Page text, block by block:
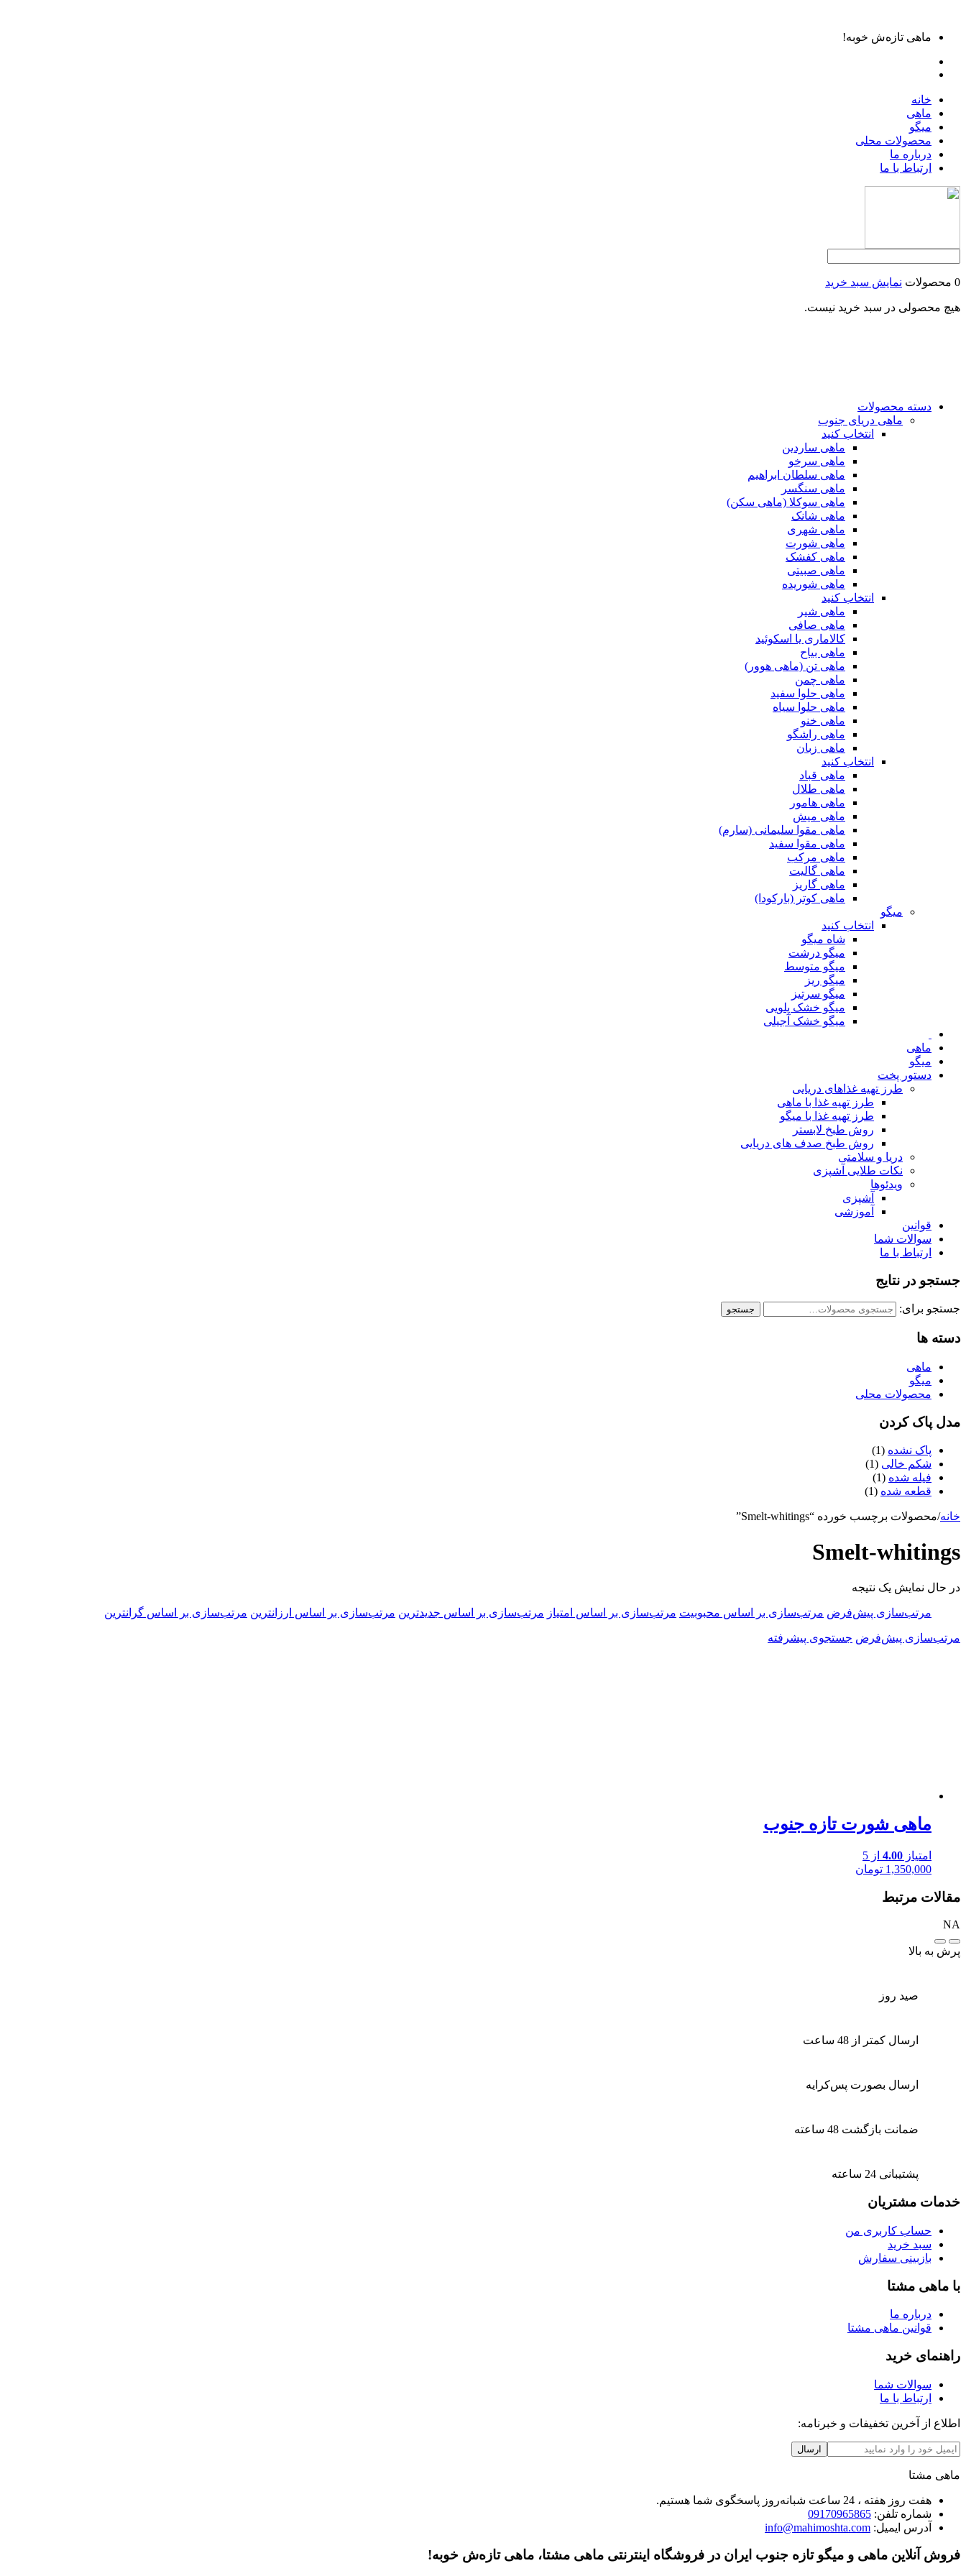
ماهی تازه‌ش خوبه!
خانه
ماهی
میگو
محصولات محلی
درباره ما
ارتباط با ما
0 محصولات نمایش سبد خرید
هیچ محصولی در سبد خرید نیست.
دسته محصولات
ماهی دریای جنوب
انتخاب کنید
ماهی ساردین
ماهی سرخو
ماهی سلطان ابراهیم
ماهی سنگسر
ماهی سوکلا (ماهی سکن)
ماهی شانک
ماهی شهری
ماهی شورت
ماهی کفشک
ماهی صبیتی
ماهی شوریده
انتخاب کنید
ماهی شیر
ماهی صافی
کالاماری یا اسکوئید
ماهی بیاح
ماهی تن (ماهی هوور)
ماهی چمن
ماهی حلوا سفید
ماهی حلوا سیاه
ماهی خنو
ماهی راشگو
ماهی زبان
انتخاب کنید
ماهی قباد
ماهی طلال
ماهی هامور
ماهی میش
ماهی مقوا سلیمانی (سارم)
ماهی مقوا سفید
ماهی مرکب
ماهی گالیت
ماهی گاریز
ماهی کوتر (بارکودا)
میگو
انتخاب کنید
شاه میگو
میگو درشت
میگو متوسط
میگو ریز
میگو سرتیز
میگو خشک پلویی
میگو خشک آجیلی
ماهی
میگو
دستور پخت
طرز تهیه غذاهای دریایی
طرز تهیه غذا با ماهی
طرز تهیه غذا با میگو
روش طبخ لابستر
روش طبخ صدف های دریایی
دریا و سلامتی
نکات طلایی آشپزی
ویدئوها
آشپزی
آموزشی
قوانین
سوالات شما
ارتباط با ما
جستجو در نتایج
جستجو برای: جستجو
دسته ها
ماهی
میگو
محصولات محلی
مدل پاک کردن
پاک نشده (1)
شکم خالی (1)
فیله شده (1)
قطعه شده (1)
خانه/محصولات برچسب خورده “Smelt-whitings”
Smelt-whitings
در حال نمایش یک نتیجه
مرتب‌سازی پیش‌فرض مرتب‌سازی بر اساس محبوبیت مرتب‌سازی بر اساس امتیاز مرتب‌سازی بر اساس جدیدترین مرتب‌سازی بر اساس ارزانترین مرتب‌سازی بر اساس گرانترین
مرتب‌سازی پیش‌فرض جستجوی پیشرفته
ماهی شورت تازه جنوب
امتیاز 4.00 از 5
1,350,000 تومان
مقالات مرتبط
NA
پرش به بالا
صید روز
ارسال کمتر از 48 ساعت
ارسال بصورت پس‌کرایه
ضمانت بازگشت 48 ساعته
پشتیبانی 24 ساعته
خدمات مشتریان
حساب کاربری من
سبد خرید
بازبینی سفارش
با ماهی مشتا
درباره ما
قوانین ماهی مشتا
راهنمای خرید
سوالات شما
ارتباط با ما
اطلاع از آخرین تخفیفات و خبرنامه:
ارسال
ماهی مشتا
هفت روز هفته ، 24 ساعت شبانه‌روز پاسخگوی شما هستیم.
شماره تلفن: 09170965865
آدرس ایمیل: info@mahimoshta.com
فروش آنلاین ماهی و میگو تازه جنوب ایران در فروشگاه اینترنتی ماهی مشتا، ماهی تازه‌ش خوبه!